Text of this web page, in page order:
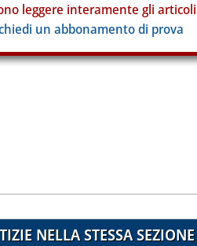
leggere interamente gli
un abbonamento di prova
notizia
NELLA STESSA SEZIONE